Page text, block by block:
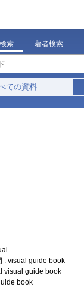
索 著者検索
ての資料
: visual guide book
visual guide book
book